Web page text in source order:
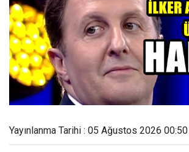
Yayınlanma Tarihi : 05 Ağustos 2026 00:50